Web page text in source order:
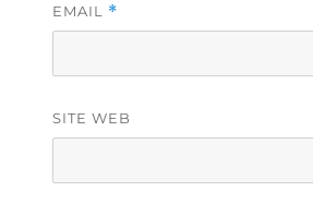
EMAIL *
SITE WEB